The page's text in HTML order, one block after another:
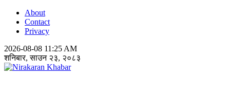
About
Contact
Privacy
2026-08-08 11:25 AM
शनिबार, साउन २३, २०८३